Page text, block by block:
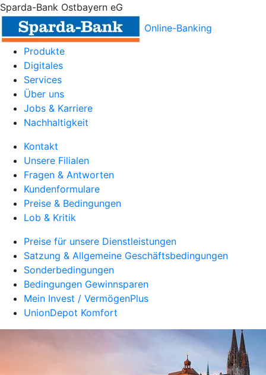
Sparda-Bank Ostbayern eG
Online-Banking
Produkte
Digitales
Services
Über uns
Jobs & Karriere
Nachhaltigkeit
Kontakt
Unsere Filialen
Fragen & Antworten
Kundenformulare
Preise & Bedingungen
Lob & Kritik
Preise für unsere Dienstleistungen
Satzung & Allgemeine Geschäftsbedingungen
Sonderbedingungen
Bedingungen Gewinnsparen
Mein Invest / VermögenPlus
UnionDepot Komfort